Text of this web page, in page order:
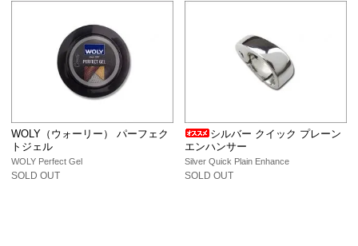
WOLY（ウォーリー） パーフェク
トジェル
WOLY Perfect Gel
SOLD OUT
シルバー クイック プレーン
エンハンサー
Silver Quick Plain Enhance
SOLD OUT